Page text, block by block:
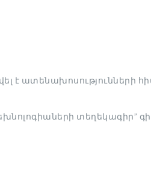
է ատենախոսությունների
տեղեկագիր”